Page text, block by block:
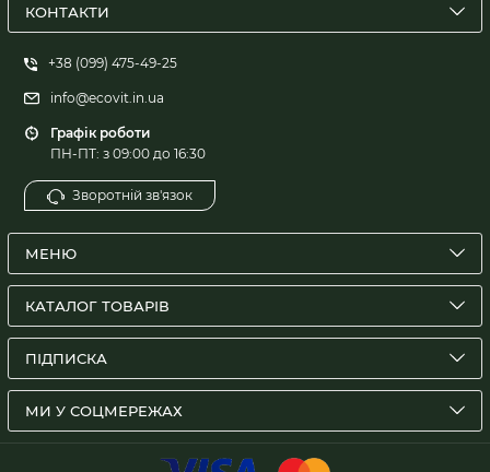
КОНТАКТИ
+38 (099) 475-49-25
info@ecovit.in.ua
Графік роботи
ПН-ПТ: з 09:00 до 16:30
Зворотній зв'язок
МЕНЮ
КАТАЛОГ ТОВАРІВ
ПІДПИСКА
МИ У СОЦМЕРЕЖАХ